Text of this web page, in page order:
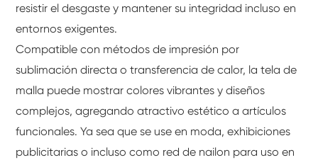
resistir el desgaste y mantener su integridad incluso en
entornos exigentes.
Compatible con métodos de impresión por
sublimación directa o transferencia de calor, la tela de
malla puede mostrar colores vibrantes y diseños
complejos, agregando atractivo estético a artículos
funcionales. Ya sea que se use en moda, exhibiciones
publicitarias o incluso como red de nailon para uso en